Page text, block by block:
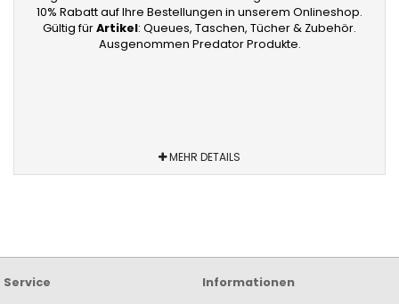
10% Rabatt auf Ihre Bestellungen in unserem Onlineshop.
Gültig fürArtikel: Queues, Taschen, Tücher & Zubehör.
Ausgenommen Predator Produkte.
MEHR DETAILS
Service
Informationen